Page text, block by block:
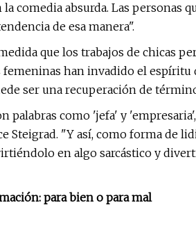
comedia absurda. Las personas
de esa manera".
que los trabajos de chicas
femeninas han invadido el
ser una recuperación de
palabras como 'jefa' y
Steigrad. "Y así, como forma de
en algo sarcástico y
para bien o para mal